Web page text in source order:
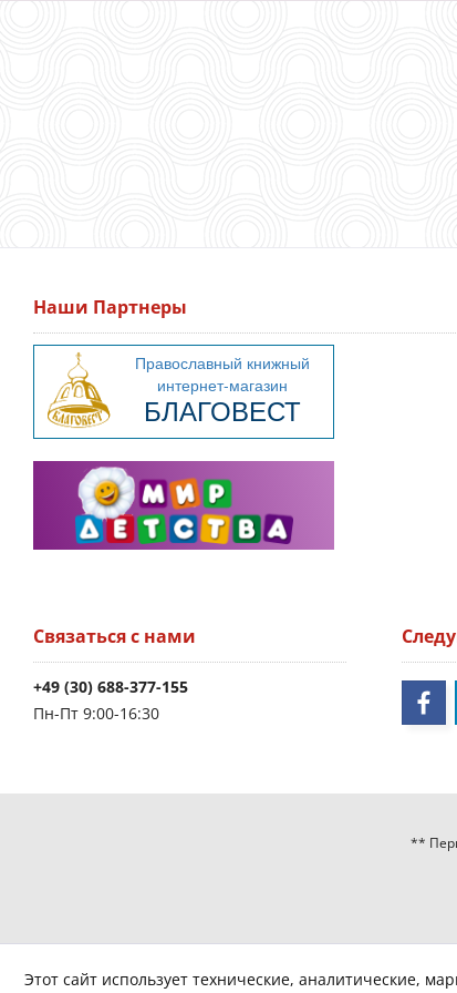
Наши Партнеры
Связаться с нами
+49 (30) 688-377-155
Пн-Пт 9:00-16:30
**
Этот сайт использует технические, аналитические,